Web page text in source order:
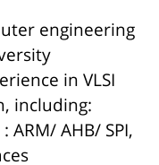
engineering
in VLSI
including:
ARM/ AHB/ SPI,